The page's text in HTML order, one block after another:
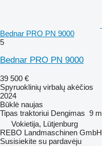
Bednar PRO PN 9000
5
Bednar PRO PN 9000
39 500 €
Spyruoklinių virbalų akėčios
2024
Būklė naujas
Tipas traktoriui Dengimas 9 m
Vokietija, Lütjenburg
REBO Landmaschinen GmbH
Susisiekite su pardavėju